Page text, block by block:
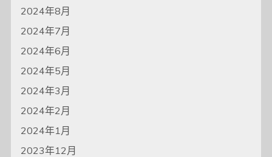
2024年8月
2024年7月
2024年6月
2024年5月
2024年3月
2024年2月
2024年1月
2023年12月